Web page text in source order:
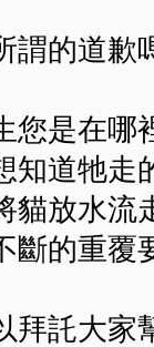
謂的道歉
您是在哪
知道牠走
貓放水流
斷的重覆
拜託大家